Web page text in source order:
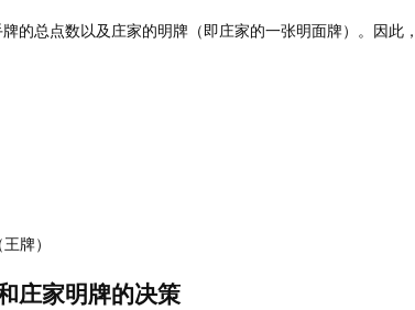
的总点数以及庄家的明牌（即庄家的一张明面牌）。因此
牌）
庄家明牌的决策